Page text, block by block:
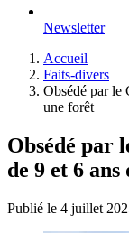
Newsletter
Accueil
Faits-divers
Obsédé par le
une forêt
Obsédé par
de 9 et 6
Publié le 4 juillet